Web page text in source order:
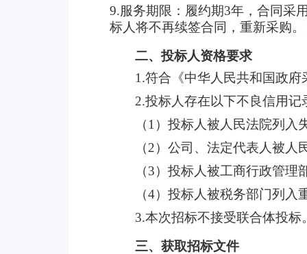
9.服务期限 ：履约期3年，合同采
标人将不再续签合同，重新采购
二、投标人资格要求
1.符合《中华人民共和国政
2.投标人存在以下不良信用
（1）投标人被人民法院列入
（2）公司、法定代表人被人
（3）投标人被工商行政管理
（4）投标人被税务部门列入
3.本次招标不接受联合体投标
三、获取招标文件